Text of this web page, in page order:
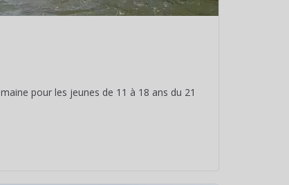
pour les jeunes de 11 à 18 ans du 21